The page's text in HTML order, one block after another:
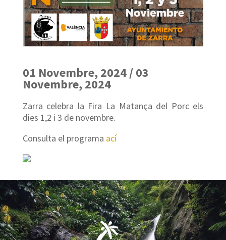
01 Novembre, 2024 / 03
Novembre, 2024
Zarra celebra la Fira La Matança del Porc els
dies 1,2 i 3 de novembre.
Consulta el programa ací